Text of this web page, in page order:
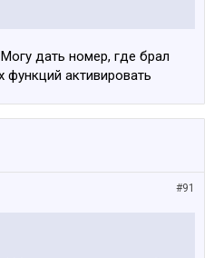
дать номер, где брал
активировать
#91